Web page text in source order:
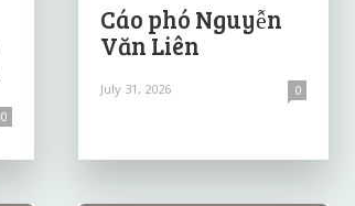
0
Cáo phó Nguyễn
Văn Liên
July 31, 2026 0